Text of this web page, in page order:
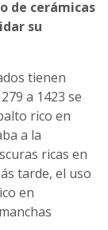
de cerámicas
su
tienen
a 1423 se
rico en
a la
ricas en
tarde, el uso
en